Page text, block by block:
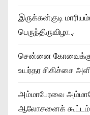
இருக்கன்குடி
பெருந்திருவிழா..,
சென்னை கோவைக்கு
உயர்தர சிகிச்சை
அம்மாபேரவை
ஆலோசனைக்